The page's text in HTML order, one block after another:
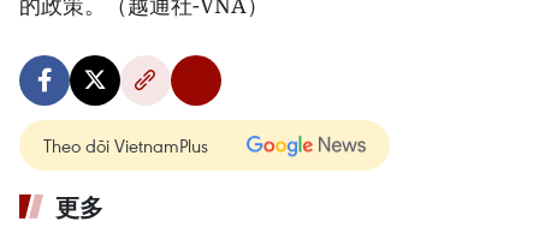
Theo dõi VietnamPlus
更多